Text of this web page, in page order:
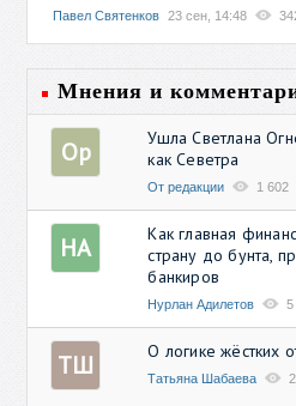
Павел Святенков 23 сен, 14:48
Мнения и
Ор
Ушла Светлана
как Севетра
От редакции 1 602
НА
Как главная
страну до бунта,
банкиров
Нурлан Адилетов 5
ТШ О логике жёстких
Татьяна Шабаева